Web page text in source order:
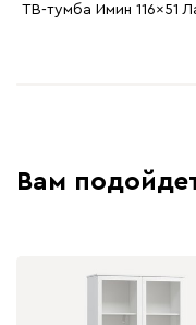
ТВ-тумба Имин 116x51
Вам